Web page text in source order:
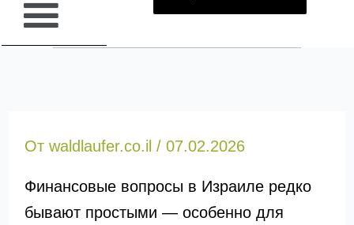
От waldlaufer.co.il / 07.02.2026
Финансовые вопросы в Израиле редко
бывают простыми — особенно для